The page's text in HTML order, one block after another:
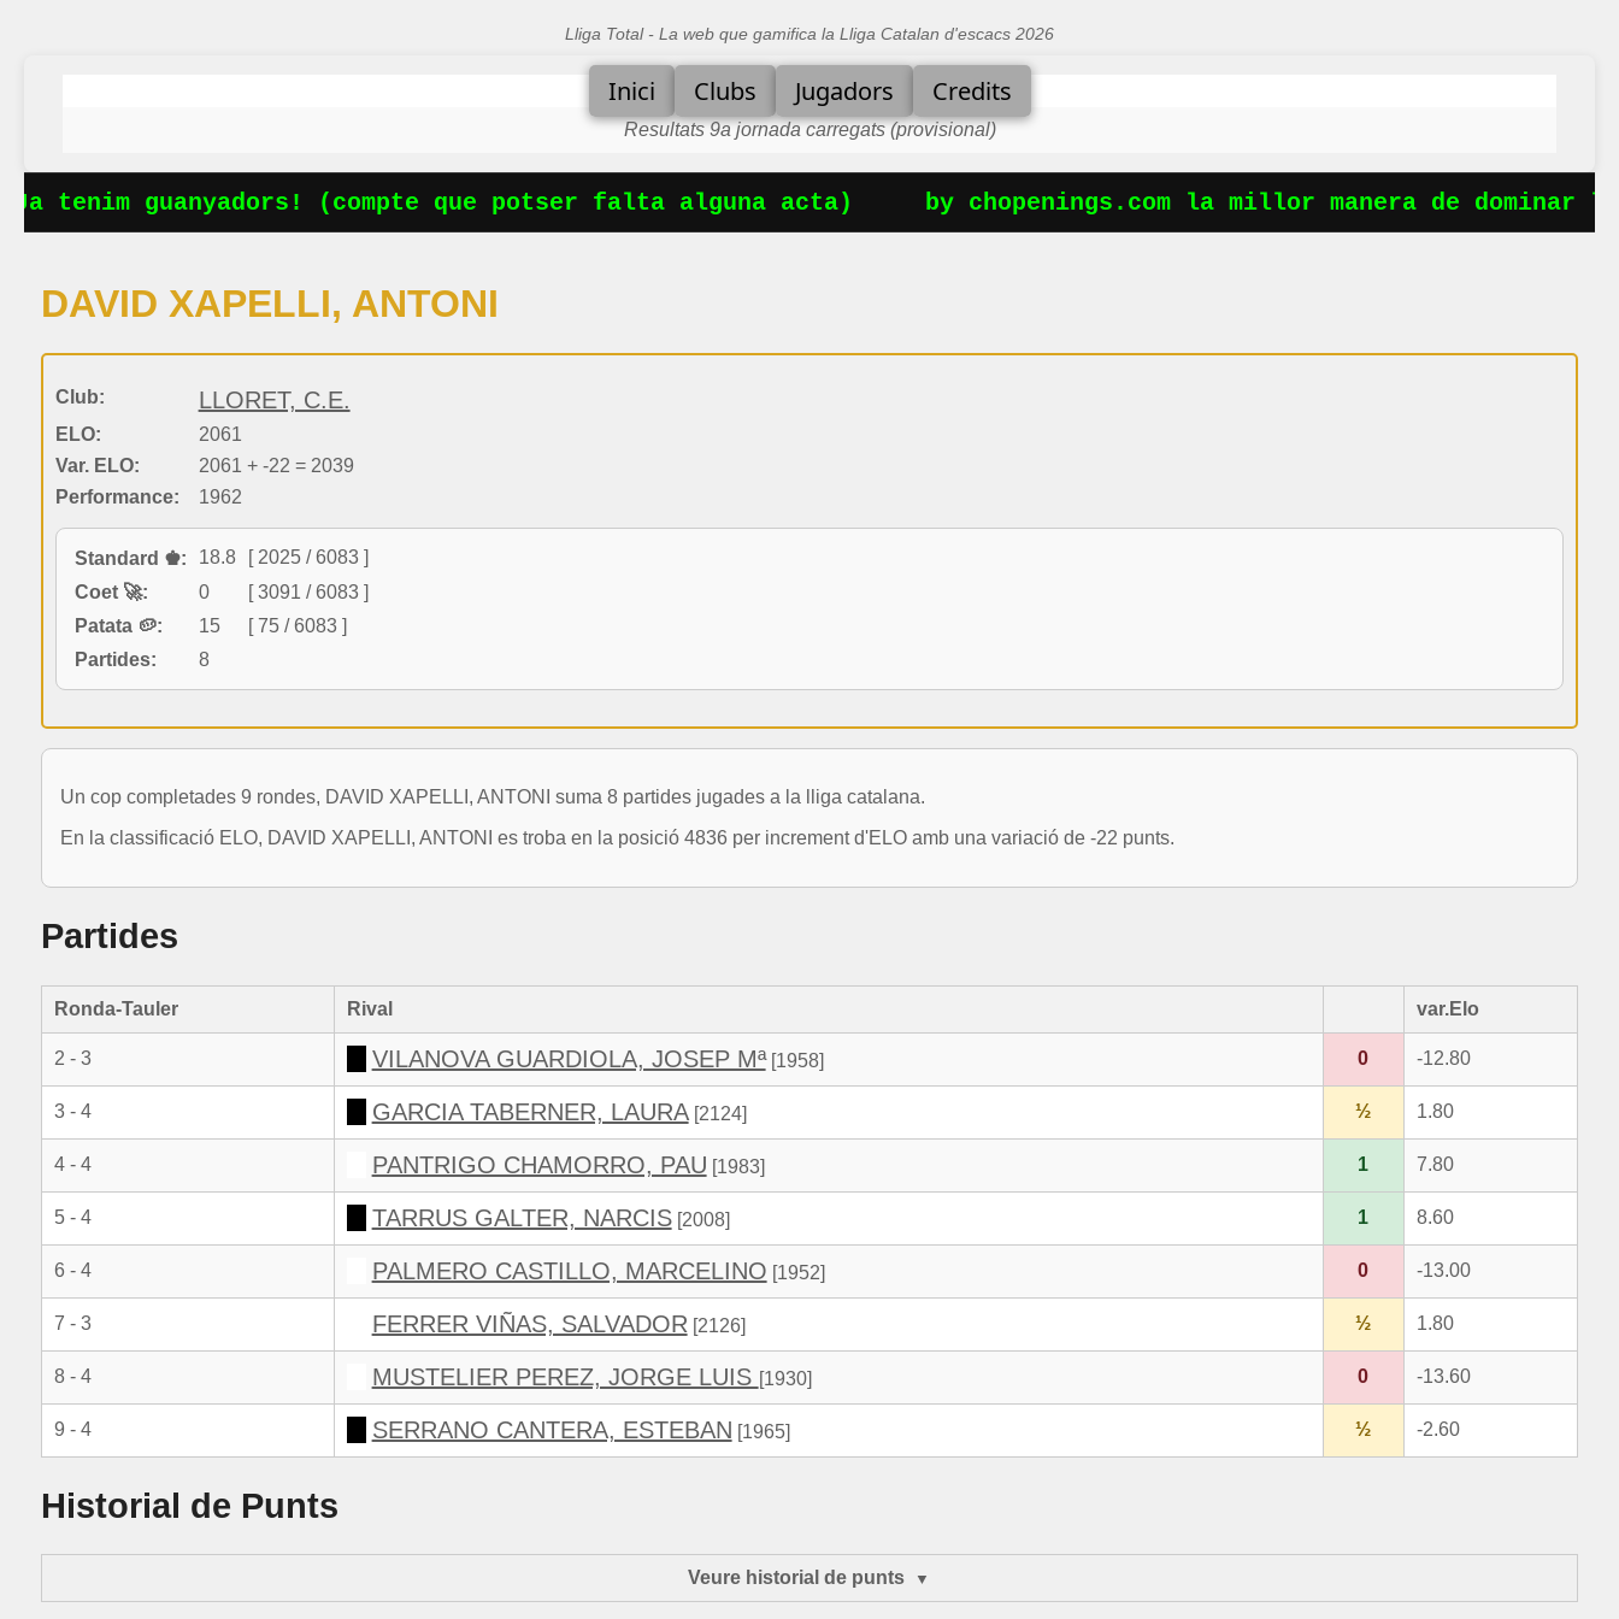
Lliga Total - La web que gamifica la Lliga Catalan d'escacs 2026
Inici Clubs Jugadors Credits
Resultats 9a jornada carregats (provisional)
tenim guanyadors! (compte que potser falta alguna acta) by chopenings.com la millor manera de dominar
DAVID XAPELLI, ANTONI
Club: LLORET, C.E.
ELO:
2061
Var. ELO:
2061 + -22 = 2039
Performance:
1962
Standard ♚: 18.8
[ 2025 / 6083 ]
Coet 🚀:
0
[ 3091 / 6083 ]
Patata 🥔:
15
[ 75 / 6083 ]
Partides:
8
Un cop completades 9 rondes, DAVID XAPELLI, ANTONI suma 8 partides jugades a la lliga catalana.
En la classificació ELO, DAVID XAPELLI, ANTONI es troba en la posició 4836 per increment d'ELO amb una variació de -22 punts.
Partides
Ronda-Tauler Rival var.Elo
2 - 3 VILANOVA GUARDIOLA, JOSEP Mª[1958] 0 -12.80
3 - 4 GARCIA TABERNER, LAURA[2124] ½ 1.80
4 - 4 PANTRIGO CHAMORRO, PAU [1983] 1 7.80
5 - 4 TARRUS GALTER, NARCIS[2008] 1 8.60
6 - 4 PALMERO CASTILLO, MARCELINO [1952] 0 -13.00
7 - 3 FERRER VIÑAS, SALVADOR [2126] ½ 1.80
8 - 4 MUSTELIER PEREZ, JORGE LUIS [1930] 0 -13.60
9 - 4 SERRANO CANTERA, ESTEBAN [1965] ½ -2.60
Historial de Punts
Veure historial de punts